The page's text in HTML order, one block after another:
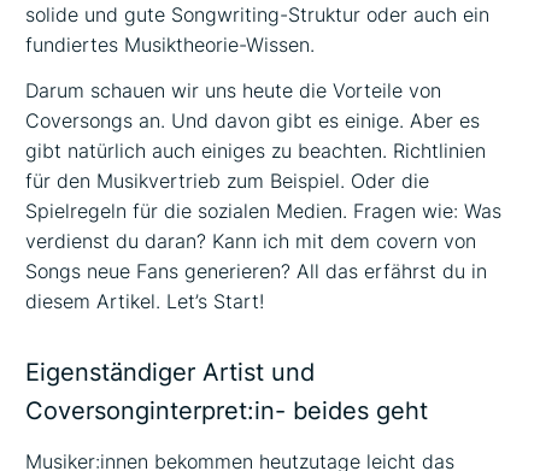
solide und gute Songwriting-Struktur oder auch ein
fundiertes Musiktheorie-Wissen.
Darum schauen wir uns heute die Vorteile von
Coversongs an. Und davon gibt es einige. Aber es
gibt natürlich auch einiges zu beachten. Richtlinien
für den Musikvertrieb zum Beispiel. Oder die
Spielregeln für die sozialen Medien. Fragen wie: Was
verdienst du daran? Kann ich mit dem covern von
Songs neue Fans generieren? All das erfährst du in
diesem Artikel. Let’s Start!
Eigenständiger Artist und
Coversonginterpret:in- beides geht
Musiker:innen bekommen heutzutage leicht das